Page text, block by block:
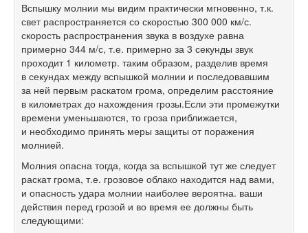
Вспышку молнии мы видим практически мгновенно, т.к.
свет распространяется со скоростью 300 000 км/с.
скорость распространения звука в воздухе равна
примерно 344 м/с, т.е. примерно за 3 секунды звук
проходит 1 километр. таким образом, разделив время
в секундах между вспышкой молнии и последовавшим
за ней первым раскатом грома, определим расстояние
в километрах до нахождения грозы.Если эти промежутки
времени уменьшаются, то гроза приближается,
и необходимо принять меры защиты от поражения
молнией.
Молния опасна тогда, когда за вспышкой тут же следует
раскат грома, т.е. грозовое облако находится над вами,
и опасность удара молнии наиболее вероятна. ваши
действия перед грозой и во время ее должны быть
следующими: